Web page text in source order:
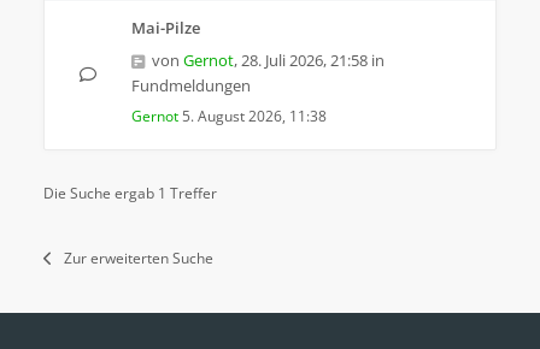
Mai-Pilze
von Gernot,28. Juli 2026, 21:58 in
Fundmeldungen
Gernot 5. August 2026, 11:38
Die Suche ergab 1 Treffer
Zur erweiterten Suche